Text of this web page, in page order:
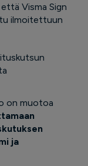
Visma Sign
ilmoitettuun
on muotoa
ja